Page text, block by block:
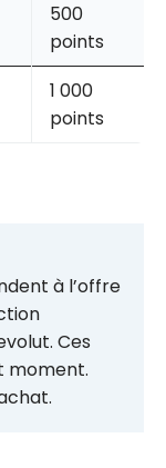
500
points
1 000
points
à l’offre
Ces
moment.